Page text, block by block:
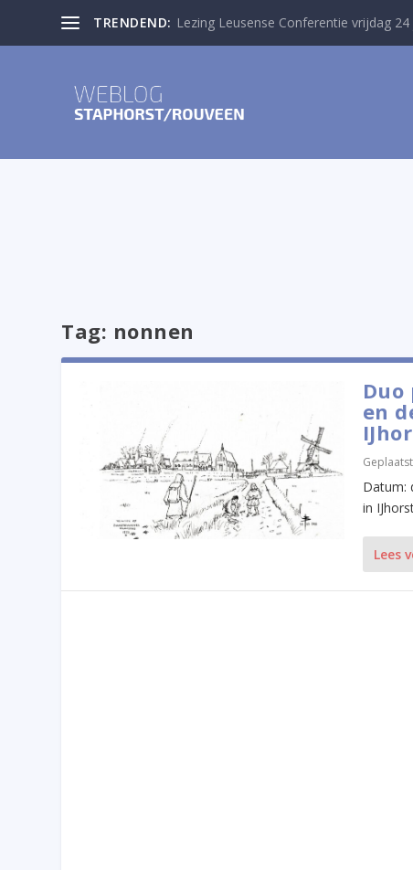
TRENDEND: Lezing Leusense Conferentie vrijdag
Tag: nonnen
en
Datum:
in
Lees